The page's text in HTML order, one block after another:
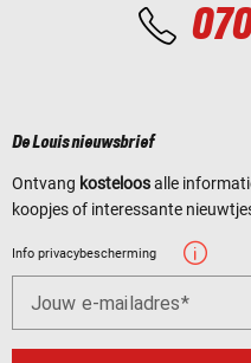
De Louis nieuwsbrief
Ontvang kosteloosalle
koopjes of interessante
Info privacybescherming
Jouw e-mailadres